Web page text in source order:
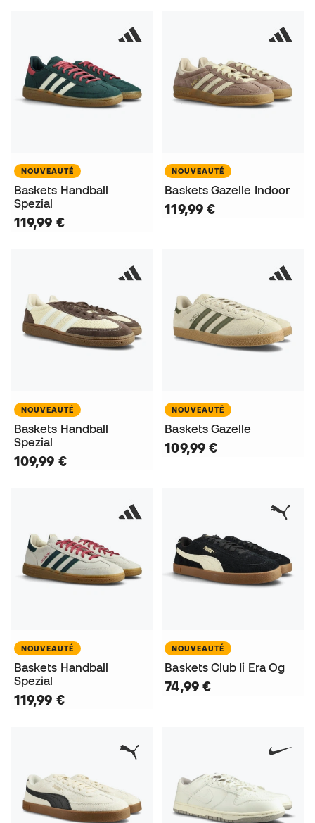
NOUVEAUTÉ
Baskets Handball
Spezial
119,99 €
NOUVEAUTÉ
Baskets Gazelle Indoor
119,99 €
NOUVEAUTÉ
Baskets Handball
Spezial
109,99 €
NOUVEAUTÉ
Baskets Gazelle
109,99 €
NOUVEAUTÉ
Baskets Handball
Spezial
119,99 €
NOUVEAUTÉ
Baskets Club Ii Era Og
74,99 €